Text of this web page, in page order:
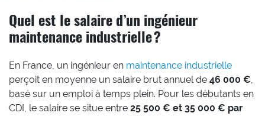
Quel est le salaire d’un ingénieur
maintenance industrielle ?
En France, un ingénieur en maintenance industrielle
perçoit en moyenne un salaire brut annuel de 46 000 €,
basé sur un emploi à temps plein. Pour les débutants en
CDI, le salaire se situe entre 25 500 € et 35 000 € par